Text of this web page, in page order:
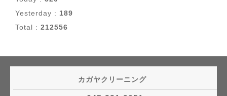
Yesterday : 189
Total : 212556
カガヤクリーニング